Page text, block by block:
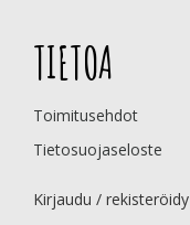
TIETOA
Toimitusehdot
Tietosuojaseloste
Kirjaudu / rekisteröidy